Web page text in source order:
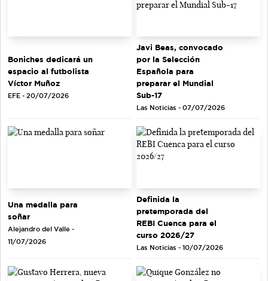
Boniches dedicará un
espacio al futbolista
Víctor Muñoz
EFE - 20/07/2026
Javi Beas, convocado
por la Selección
Española para
preparar el Mundial
Sub-17
Las Noticias - 07/07/2026
Una medalla para
soñar
Alejandro del Valle -
11/07/2026
Definida la
pretemporada del
REBI Cuenca para el
curso 2026/27
Las Noticias - 10/07/2026